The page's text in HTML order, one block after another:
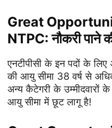
Great
NTPC: नौकरी पाने
एनटीपीसी के इन पदों के लिए
की आयु सीमा 38 वर्ष से
अन्य कैटेगरी के उम्मीदवारों के
आयु सीमा में छूट लागू है!